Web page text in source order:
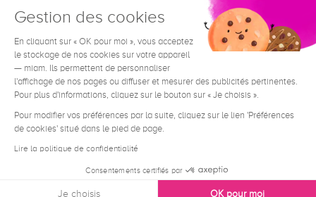
BESOIN D'AIDE ? FR
Conditions générales de vente
Mentions Légales
Contact
Données personnelles
Gestion des cookies
En cliquant sur « OK pour moi », vous acceptez
le stockage de nos cookies sur votre appareil
— miam. Ils permettent de personnaliser
l'affichage de nos pages ou diffuser et mesurer des publicités pertinentes.
Pour plus d'informations, cliquez sur le bouton sur « Je choisis ».
Pour modifier vos préférences par la suite, cliquez sur le lien 'Préférences
de cookies' situé dans le pied de page.
Lire la politique de confidentialité
Consentements certifiés par
Je choisis OK pour moi